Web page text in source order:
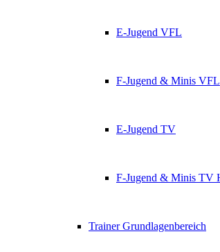
E-Jugend VFL
F-Jugend & Minis VFL
E-Jugend TV
F-Jugend & Minis TV
Trainer Grundlagenbereich